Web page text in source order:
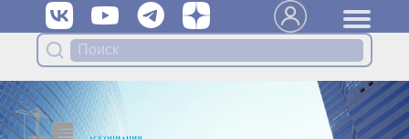
Органы управления Ассоциации
● Общее собрание членов